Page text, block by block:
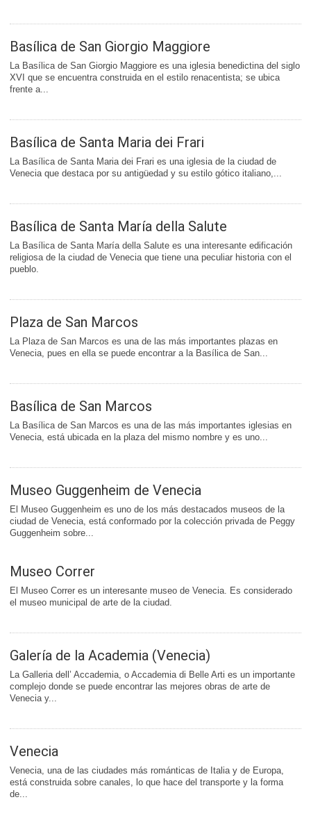
Basílica de San Giorgio Maggiore
La Basílica de San Giorgio Maggiore es una iglesia benedictina del siglo
XVI que se encuentra construida en el estilo renacentista; se ubica
frente a...
Basílica de Santa Maria dei Frari
La Basílica de Santa Maria dei Frari es una iglesia de la ciudad de
Venecia que destaca por su antigüedad y su estilo gótico italiano,...
Basílica de Santa María della Salute
La Basílica de Santa María della Salute es una interesante edificación
religiosa de la ciudad de Venecia que tiene una peculiar historia con el
pueblo.
Plaza de San Marcos
La Plaza de San Marcos es una de las más importantes plazas en
Venecia, pues en ella se puede encontrar a la Basílica de San...
Basílica de San Marcos
La Basílica de San Marcos es una de las más importantes iglesias en
Venecia, está ubicada en la plaza del mismo nombre y es uno...
Museo Guggenheim de Venecia
El Museo Guggenheim es uno de los más destacados museos de la
ciudad de Venecia, está conformado por la colección privada de Peggy
Guggenheim sobre...
Museo Correr
El Museo Correr es un interesante museo de Venecia. Es considerado
el museo municipal de arte de la ciudad.
Galería de la Academia (Venecia)
La Galleria dell’ Accademia, o Accademia di Belle Arti es un importante
complejo donde se puede encontrar las mejores obras de arte de
Venecia y...
Venecia
Venecia, una de las ciudades más románticas de Italia y de Europa,
está construida sobre canales, lo que hace del transporte y la forma
de...